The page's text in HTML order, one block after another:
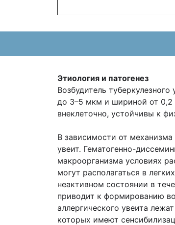
Этиология и патогенез
Возбудитель
до 3–5 мкм и шириной от 0,2
внеклеточно, устойчивы к
В зависимости от
увеит. Гематогенно-
макроорганизма условиях
могут располагаться в
неактивном состоянии в
приводит к формированию
аллергического увеита
которых имеют